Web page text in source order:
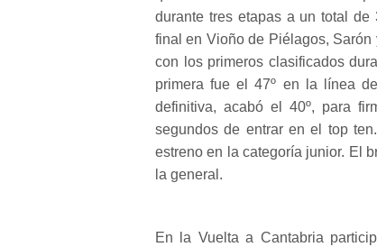
durante tres etapas a un total de
final en Vioño de Piélagos,
con los primeros clasificados
primera fue el 47º en la línea
definitiva, acabó el 40º, para
segundos de entrar en el top
estreno en la categoría junior. El
la general.
En la Vuelta a Cantabria